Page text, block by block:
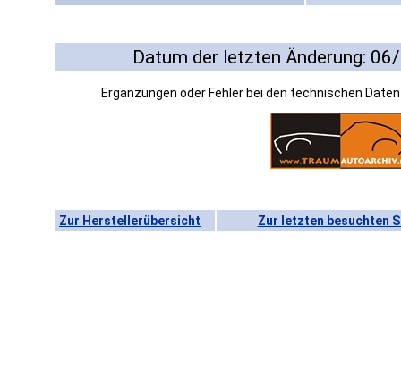
Datum der letzten Änderung:
Ergänzungen oder Fehler bei den technischen
Zur Herstellerübersicht Zur letzten besuchten